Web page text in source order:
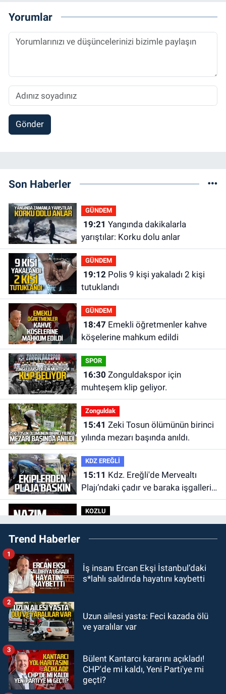
Yorumlar
Gönder
Son Haberler
GÜNDEM
19:21
yarıştılar: Korku dolu anlar
GÜNDEM
19:12Polis 9 kişi yakaladı 2 kişi
tutuklandı
GÜNDEM
18:47
köşelerine mahkum edildi
SPOR
16:30
muhteşem klip geliyor.
Zonguldak
15:41
yılında mezarı başında anıldı.
KDZ EREĞLİ
15:11
Plajı’ndaki çadır ve baraka işgalleri
kaldırıldı.
KOZLU
14:31Kozlu'da Nazım Zararcı
evinde ölü bulundu.
12:45Ülkü Hilal Çiftçi’nin ailesinde
yeni kriz. “Kızımın parasını
12:15Çaycuma'da otomobil
SPOR
11:49Kdz. Ereğli Belediyespor'da
kulübün başına kim geçecek?
Trend Haberler
İş insanı Ercan Ekşi İstanbul’daki
s*lahlı saldırıda hayatını kaybetti
1
Uzun ailesi yasta: Feci kazada ölü
ve yaralılar var
2
Bülent Kantarcı kararını açıkladı!
CHP'de mi kaldı, Yeni Parti'ye mi
geçti?
3